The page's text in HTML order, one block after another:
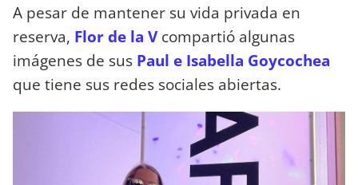
A pesar de mantener su vida privada en
reserva, Flor de la V compartió algunas
imágenes de sus Paul e Isabella Goycochea
que tiene sus redes sociales abiertas.